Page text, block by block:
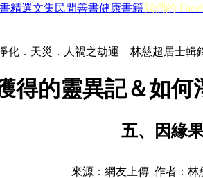
精選文集民間善書健康書籍我們的
化．天災．人禍之劫運 林慈超居士輯
得的靈異記＆如
五、因緣
來源：網友上傳 作者：林